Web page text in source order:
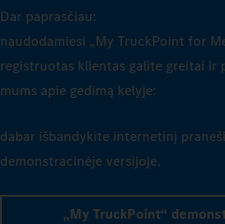
Dar paprasčiau:
naudodamiesi „My TruckPoint for
registruotas klientas galite greitai ir
mums apie gedimą kelyje:
dabar išbandykite internetinį
demonstracinėje versijoje.
„My TruckPoint“